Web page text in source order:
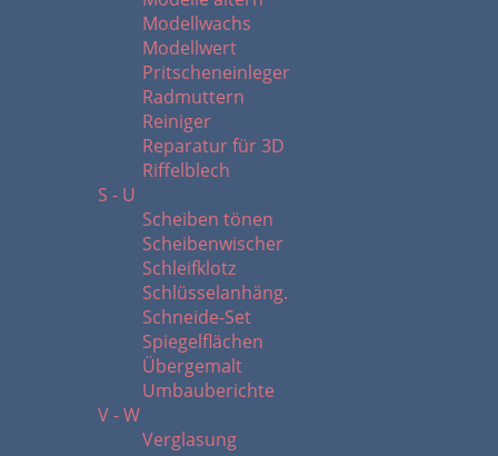
Modellwachs
Modellwert
Pritscheneinleger
Radmuttern
Reiniger
Reparatur für 3D
Riffelblech
S - U
Scheiben tönen
Scheibenwischer
Schleifklotz
Schlüsselanhäng.
Schneide-Set
Spiegelflächen
Übergemalt
Umbauberichte
V - W
Verglasung